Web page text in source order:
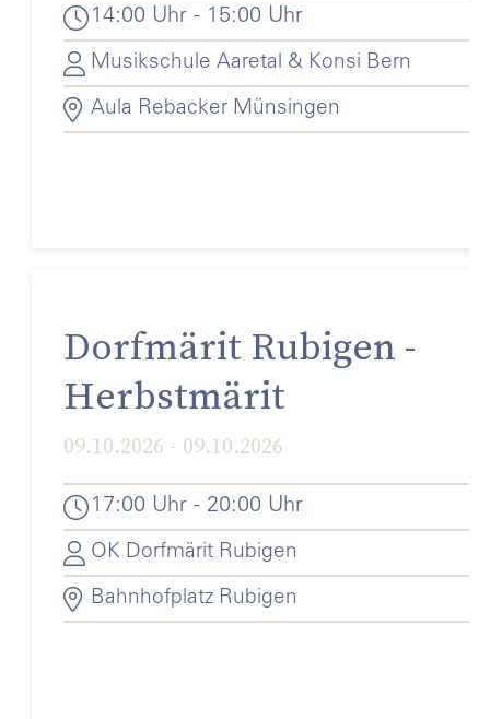
14:00 Uhr - 15:00 Uhr
Musikschule Aaretal & Konsi Bern
Aula Rebacker Münsingen
Dorfmärit Rubigen -
Herbstmärit
09.10.2026 - 09.10.2026
17:00 Uhr - 20:00 Uhr
OK Dorfmärit Rubigen
Bahnhofplatz Rubigen